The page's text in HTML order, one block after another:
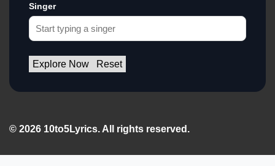
Singer
Explore Now Reset
© 2026 10to5Lyrics. All rights reserved.